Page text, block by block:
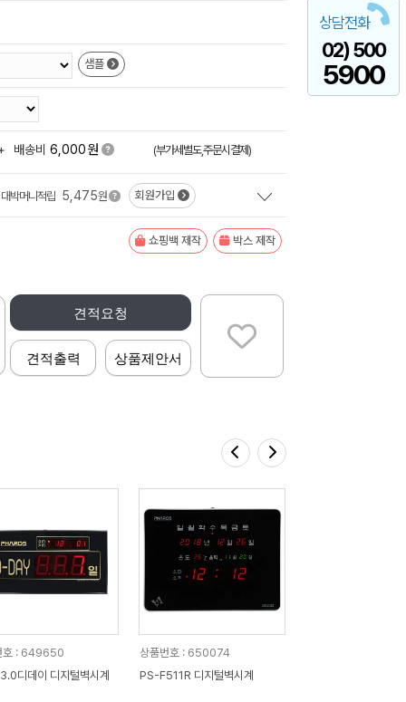
상담전화
02) 500
5900
샘플
배송비 6,000원 (부가세별도,주문시결제)
대박머니적립 5,475원 회원가입
쇼핑백 제작 박스 제작
견적요청
견적출력 상품제안서
호 : 649650
디데이 디지털벽시계
상품번호 : 650074
PS-F511R 디지털벽시계